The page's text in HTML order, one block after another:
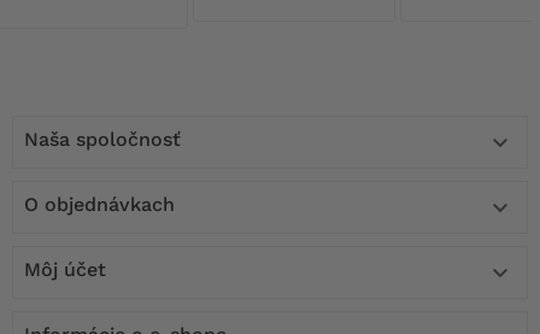
Naša spoločnosť 
O objednávkach 
Môj účet 